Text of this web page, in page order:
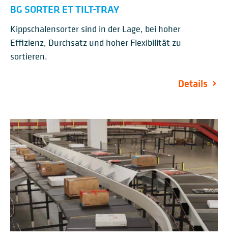
BG SORTER ET TILT-TRAY
Kippschalensorter sind in der Lage, bei hoher
Effizienz, Durchsatz und hoher Flexibilität zu
sortieren.
Details